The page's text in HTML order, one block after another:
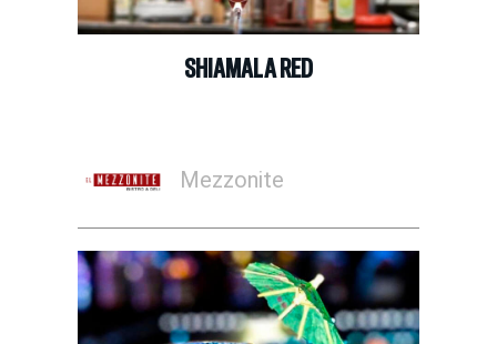
SHIAMALA RED
Mezzonite